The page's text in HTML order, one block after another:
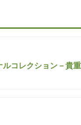
コレクション－貴